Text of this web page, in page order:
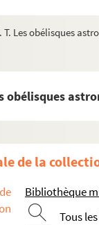
T. Les obélisques
obélisques
de la
Bibliothèque
Tous
privé
de la famille Dubois
Œuvres